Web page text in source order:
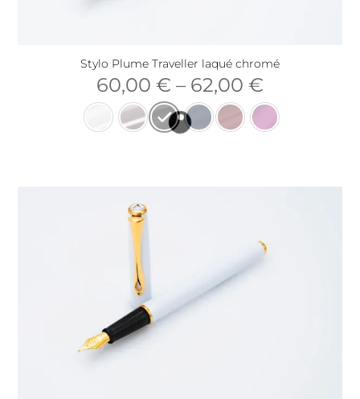
Stylo Plume Traveller laqué chromé
60,00 € – 62,00 €